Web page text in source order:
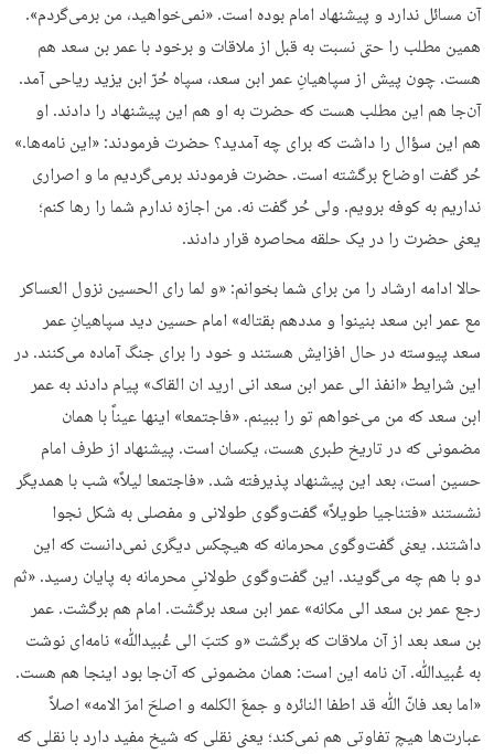
آن مسائل ندارد و پیشنهاد امام بوده است. «نمی‌خواهید، من برمی‌گردم».
همین مطلب را حتی نسبت به قبل از ملاقات و برخود با عمر بن سعد هم
هست. چون پیش از سپاهیانِ عمر ابن سعد، سپاه حُرّ ابن یزید ریاحی آمد.
آن‌جا هم این مطلب هست که حضرت به او هم این پیشنهاد را دادند. او
هم این سؤال را داشت که برای چه آمدید؟ حضرت فرمودند: «این نامه‌ها.»
حُر گفت اوضاع برگشته است. حضرت فرمودند برمی‌گردیم ما و اصراری
نداریم به کوفه برویم. ولی حُر گفت نه. من اجازه ندارم شما را رها کنم؛
یعنی حضرت را در یک حلقه محاصره قرار دادند.
حالا ادامه ارشاد را من برای شما بخوانم: «و لما رای الحسین نزول العساکر
مع عمر ابن سعد بنینوا و مددهم بقتاله» امام حسین دید سپاهیانِ عمر
سعد پیوسته در حال افزایش هستند و خود را برای جنگ آماده می‌کنند. در
این شرایط «انفذ الی عمر ابن سعد انی ارید ان القاک» پیام دادند به عمر
ابن سعد که من می‌خواهم تو را ببینم. «فاجتمعا» اینها عیناً با همان
مضمونی که در تاریخ طبری هست، یکسان است. پیشنهاد از طرف امام
حسین است، بعد این پیشنهاد پذیرفته شد. «فاجتمعا لیلاً» شب با همدیگر
نشستند «فتناجیا طویلاً» گفت‌وگوی طولانی و مفصلی به شکل نجوا
داشتند. یعنی گفت‌وگوی محرمانه که هیچکس دیگری نمی‌دانست که این
دو با هم چه می‌گویند. این گفت‌وگوی طولانیِ محرمانه به پایان رسید. «ثم
رجع عمر بن سعد الی مکانه» عمر ابن سعد برگشت. امام هم برگشت. عمر
بن سعد بعد از آن ملاقات که برگشت «و کتبَ الی عُبیدﷲ» نامه‌ای نوشت
به عُبیدﷲ. آن نامه این است: همان مضمونی که آن‌جا بود اینجا هم هست.
«اما بعد فانّ ﷲ قد اطفا النائره و جمعَ الکلمه و اصلحَ امرَ الامه» اصلاً
عبارت‌ها هیچ تفاوتی هم نمی‌کند؛ یعنی نقلی که شیخ مفید دارد با نقلی که